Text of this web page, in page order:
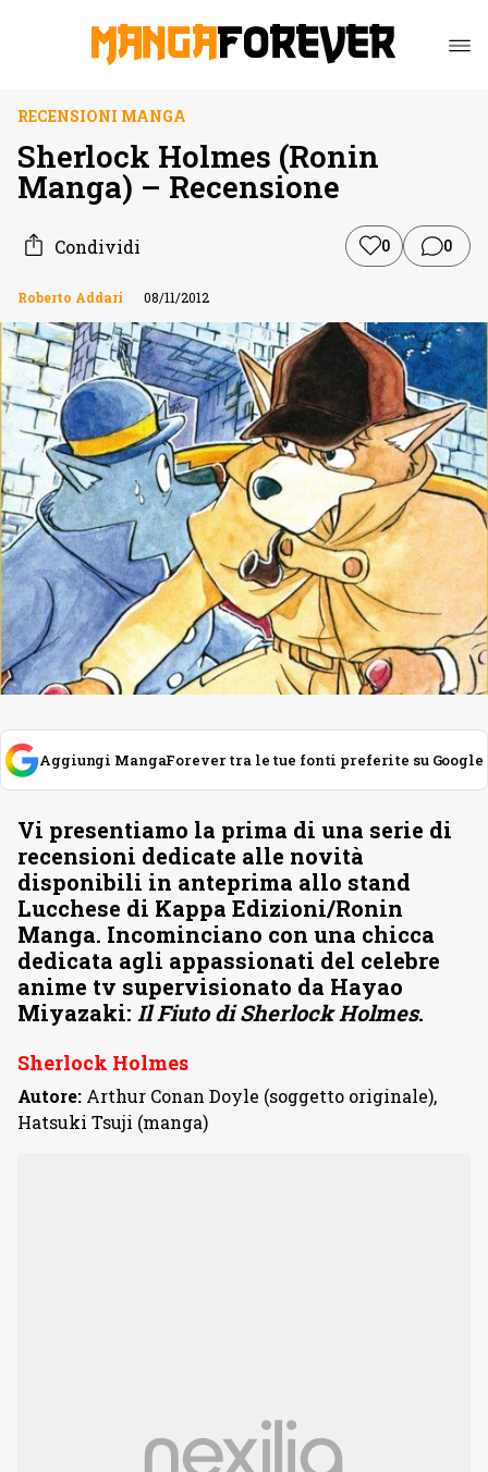
RECENSIONI MANGA
Sherlock Holmes (Ronin
Manga) – Recensione
Condividi 0 0
Roberto Addari 08/11/2012
Aggiungi MangaForever tra le tue fonti preferite su Google
Vi presentiamo la prima di una serie di
recensioni dedicate alle novità
disponibili in anteprima allo stand
Lucchese di Kappa Edizioni/Ronin
Manga. Incominciano con una chicca
dedicata agli appassionati del celebre
anime tv supervisionato da Hayao
Miyazaki: Il Fiuto di Sherlock Holmes.
Sherlock Holmes
Autore: Arthur Conan Doyle (soggetto originale),
Hatsuki Tsuji (manga)